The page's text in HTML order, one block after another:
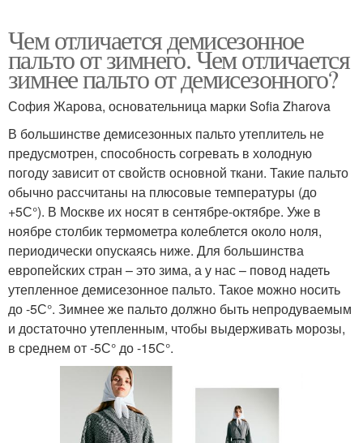
Чем отличается демисезонное
пальто от зимнего. Чем отличается
зимнее пальто от демисезонного?
София Жарова, основательница марки Sofia Zharova
В большинстве демисезонных пальто утеплитель не
предусмотрен, способность согревать в холодную
погоду зависит от свойств основной ткани. Такие пальто
обычно рассчитаны на плюсовые температуры (до
+5С°). В Москве их носят в сентябре-октябре. Уже в
ноябре столбик термометра колеблется около ноля,
периодически опускаясь ниже. Для большинства
европейских стран – это зима, а у нас – повод надеть
утепленное демисезонное пальто. Такое можно носить
до -5С°. Зимнее же пальто должно быть непродуваемым
и достаточно утепленным, чтобы выдерживать морозы,
в среднем от -5С° до -15С°.